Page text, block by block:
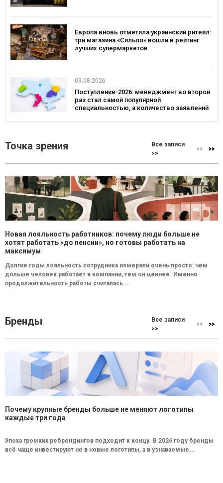
Европа вновь отметила украинский ритейл:
три магазина «Сильпо» вошли в рейтинг
лучших супермаркетов
03.08.2026
Поступление-2026: менеджмент во второй
раз стал самой популярной
специальностью, а количество заявлений
Точка зрения
Все записи
>>
Новая лояльность работников: почему люди больше не
хотят работать «до пенсии», но готовы работать на
максимум
Долгие годы лояльность сотрудника измеряли очень просто: чем
дольше человек работает в компании, тем он ценнее. Именно
продолжительность работы считалась...
Бренды
Все записи
>>
Почему крупные бренды больше не меняют логотипы
каждые три года
Эпоха громких ребрендингов подходит к концу. В 2026 году бренды
всё чаще инвестируют не в новые логотипы, а в узнаваемые...